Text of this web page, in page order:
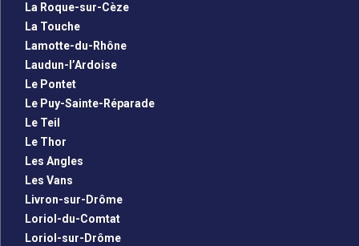
La Roque-sur-Cèze
La Touche
Lamotte-du-Rhône
Laudun-l’Ardoise
Le Pontet
Le Puy-Sainte-Réparade
Le Teil
Le Thor
Les Angles
Les Vans
Livron-sur-Drôme
Loriol-du-Comtat
Loriol-sur-Drôme